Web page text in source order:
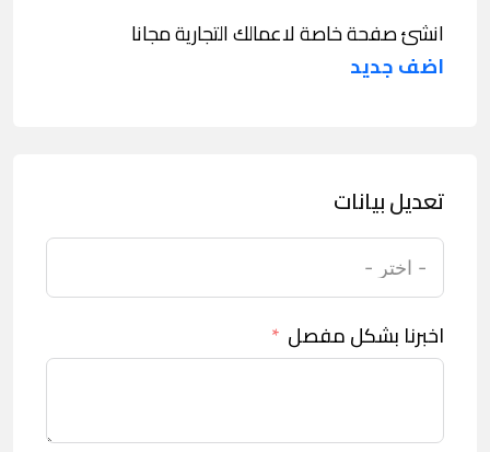
انشئ صفحة خاصة لاعمالك التجارية مجانا
اضف جديد
تعديل بيانات
اخبرنا بشكل مفصل